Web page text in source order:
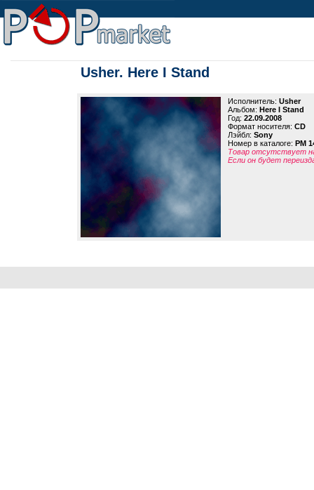
Usher. Here I Stand
Исполнитель: Usher
Альбом: Here I Stand
Год: 22.09.2008
Формат носителя: CD
Лэйбл: Sony
Номер в каталоге: PM
Товар отсутствует
Если он будет